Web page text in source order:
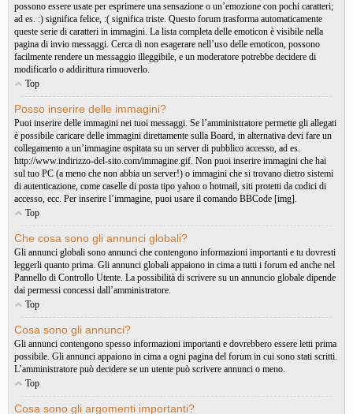
possono essere usate per esprimere una sensazione o un’emozione con pochi caratteri;
ad es. :) significa felice, :( significa triste. Questo forum trasforma automaticamente
queste serie di caratteri in immagini. La lista completa delle emoticon è visibile nella
pagina di invio messaggi. Cerca di non esagerare nell’uso delle emoticon, possono
facilmente rendere un messaggio illeggibile, e un moderatore potrebbe decidere di
modificarlo o addirittura rimuoverlo.
Top
Posso inserire delle immagini?
Puoi inserire delle immagini nei tuoi messaggi. Se l’amministratore permette gli allegati
è possibile caricare delle immagini direttamente sulla Board, in alternativa devi fare un
collegamento a un’immagine ospitata su un server di pubblico accesso, ad es.
http://www.indirizzo-del-sito.com/immagine.gif. Non puoi inserire immagini che hai
sul tuo PC (a meno che non abbia un server!) o immagini che si trovano dietro sistemi
di autenticazione, come caselle di posta tipo yahoo o hotmail, siti protetti da codici di
accesso, ecc. Per inserire l’immagine, puoi usare il comando BBCode [img].
Top
Che cosa sono gli annunci globali?
Gli annunci globali sono annunci che contengono informazioni importanti e tu dovresti
leggerli quanto prima. Gli annunci globali appaiono in cima a tutti i forum ed anche nel
Pannello di Controllo Utente. La possibilità di scrivere su un annuncio globale dipende
dai permessi concessi dall’amministratore.
Top
Cosa sono gli annunci?
Gli annunci contengono spesso informazioni importanti e dovrebbero essere letti prima
possibile. Gli annunci appaiono in cima a ogni pagina del forum in cui sono stati scritti.
L’amministratore può decidere se un utente può scrivere annunci o meno.
Top
Cosa sono gli argomenti importanti?